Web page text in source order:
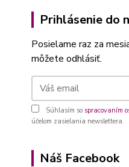
Prihlásenie do
Posielame raz za
môžete odhlásiť.
Súhlasím so spracovaním
účelom zasielania newslettera.
Náš Facebook